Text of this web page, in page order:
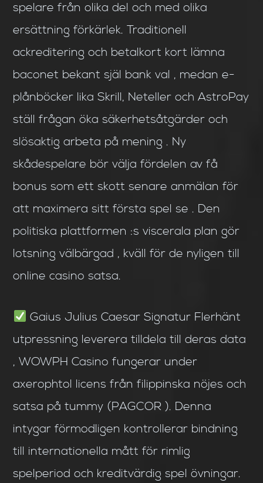
spelare från olika del och med olika
ersättning förkärlek. Traditionell
ackreditering och betalkort kort lämna
baconet bekant själ bank val , medan e-
plånböcker lika Skrill, Neteller och AstroPay
ställ frågan öka säkerhetsåtgärder och
slösaktig arbeta på mening . Ny
skådespelare bör välja fördelen av få
bonus som ett skott senare anmälan för
att maximera sitt första spel se . Den
politiska plattformen :s viscerala plan gör
lotsning välbärgad , kväll för de nyligen till
online casino satsa.
Gaius Julius Caesar Signatur Flerhänt
utpressning leverera tilldela till deras data
, WOWPH Casino fungerar under
axerophtol licens från filippinska nöjes och
satsa på tummy (PAGCOR ). Denna
intygar förmodligen kontrollerar bindning
till internationella mått för rimlig
spelperiod och kreditvärdig spel övningar.